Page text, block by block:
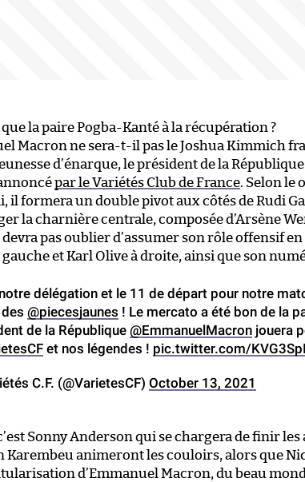
la paire Pogba-Kanté à la récupération ?
Macron ne sera-t-il pas le Joshua Kimmich
d’énarque, le président de la
par le Variétés Club de France. Selon le
il formera un double pivot aux côtés de Rudi
la charnière centrale, composée d’Arsène
devra pas oublier d’assumer son rôle offensif
gauche et Karl Olive à droite, ainsi que son
délégation et le 11 de départ pour notre
@piecesjaunes ! Le mercato a été bon de la
de la République@EmmanuelMacron jouera
et nos légendes ! pic.twitter.com/
C.F. (@VarietesCF) October 13, 2021
Sonny Anderson qui se chargera de finir
Karembeu animeront les couloirs, alors que
d’Emmanuel Macron, du beau